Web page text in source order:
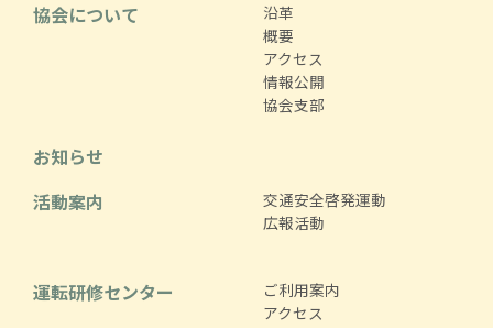
協会について
沿革
概要
アクセス
情報公開
協会支部
お知らせ
活動案内
交通安全啓発運動
広報活動
運転研修センター
ご利用案内
アクセス